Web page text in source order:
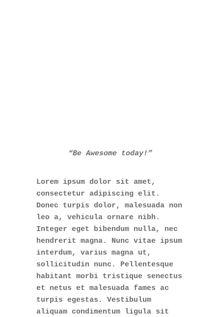
“Be Awesome today!”
Lorem ipsum dolor sit amet,
consectetur adipiscing elit.
Donec turpis dolor, malesuada non
leo a, vehicula ornare nibh.
Integer eget bibendum nulla, nec
hendrerit magna. Nunc vitae ipsum
interdum, varius magna ut,
sollicitudin nunc. Pellentesque
habitant morbi tristique senectus
et netus et malesuada fames ac
turpis egestas. Vestibulum
aliquam condimentum ligula sit